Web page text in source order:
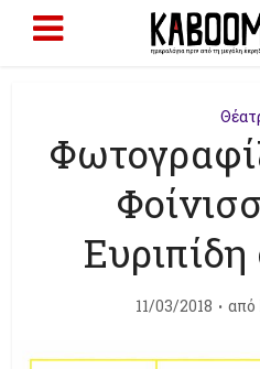
11/03/2018 από